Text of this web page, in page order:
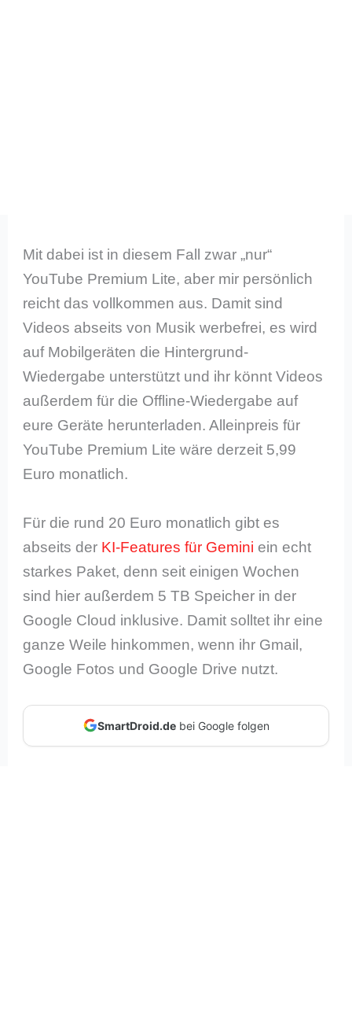
Mit dabei ist in diesem Fall zwar „nur“
YouTube Premium Lite, aber mir persönlich
reicht das vollkommen aus. Damit sind
Videos abseits von Musik werbefrei, es wird
auf Mobilgeräten die Hintergrund-
Wiedergabe unterstützt und ihr könnt Videos
außerdem für die Offline-Wiedergabe auf
eure Geräte herunterladen. Alleinpreis für
YouTube Premium Lite wäre derzeit 5,99
Euro monatlich.
Für die rund 20 Euro monatlich gibt es
abseits der KI-Features für Gemini ein echt
starkes Paket, denn seit einigen Wochen
sind hier außerdem 5 TB Speicher in der
Google Cloud inklusive. Damit solltet ihr eine
ganze Weile hinkommen, wenn ihr Gmail,
Google Fotos und Google Drive nutzt.
SmartDroid.debei Google folgen